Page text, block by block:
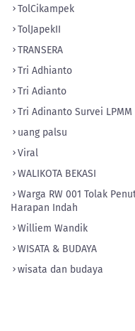
TolCikampek
‎TolJapekII
TRANSERA
Tri Adhianto
Tri Adianto
Tri Adinanto Survei
uang palsu
Viral
WALIKOTA BEKASI
Warga RW 001 Tolak
Harapan Indah
Williem Wandik
WISATA & BUDAYA
wisata dan budaya